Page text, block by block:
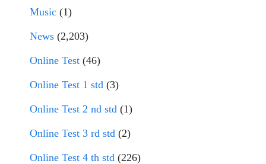
Music (1)
News (2,203)
Online Test (46)
Online Test 1 std (3)
Online Test 2 nd std (1)
Online Test 3 rd std (2)
Online Test 4 th std (226)